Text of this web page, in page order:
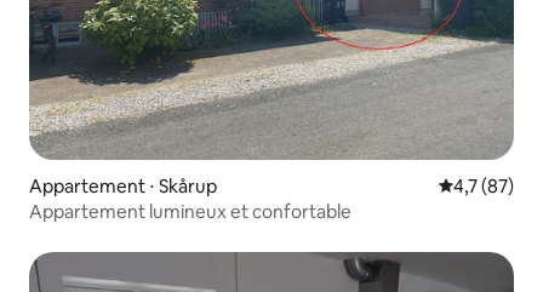
Appartement ⋅ Skårup Évaluation
4,7 (87)
Appartement lumineux et confortable